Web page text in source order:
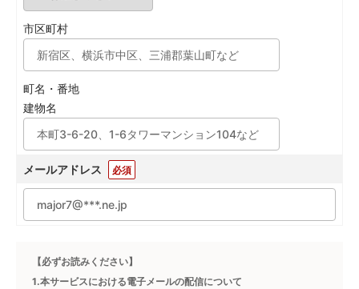
市区町村
町名・番地
建物名
メールアドレス 必須
【必ずお読みください】
1.本サービスにおける電子メールの配信について